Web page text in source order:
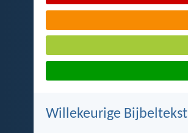
Willekeurige Bijbeltekst